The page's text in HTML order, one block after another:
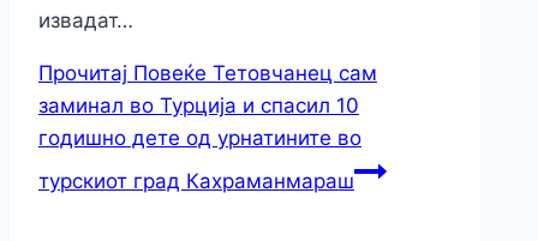
извадат…
Прочитај Повеќе Тетовчанец сам
заминал во Турција и спасил 10
годишно дете од урнатините во
турскиот град Кахраманмараш